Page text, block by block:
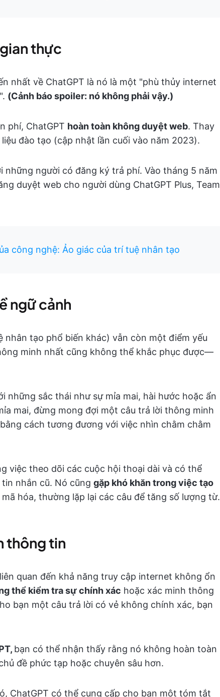
thực
nhất về ChatGPT là nó là một "phù thủy internet
(Cảnh báo spoiler: nó không phải vậy.)
phí, ChatGPT hoàn toàn không duyệt web. Thay
đào tạo (cập nhật lần cuối vào năm 2023).
những người có đăng ký trả phí. Vào tháng 5 năm
duyệt web cho người dùng ChatGPT Plus, Team
công nghệ: Ảo giác của trí tuệ nhân tạo
ngữ cảnh
nhân tạo phổ biến khác) vẫn còn một điểm yếu
minh nhất cũng không thể khắc phục được—
những sắc thái như sự mỉa mai, hài hước hoặc ẩn
mai, đừng mong đợi một câu trả lời thông minh
cách tương đương với việc nhìn chằm chằm
việc theo dõi các cuộc hội thoại dài và có thể
nhắn cũ. Nó cũng gặp khó khăn trong việc tạo
mã hóa, thường lặp lại các câu để tăng số lượng từ.
thông tin
quan đến khả năng truy cập internet không ổn
thể kiểm tra sự chính xác hoặc xác minh thông
bạn một câu trả lời có vẻ không chính xác, bạn
bạn có thể nhận thấy rằng nó không hoàn toàn
đề phức tạp hoặc chuyên sâu hơn.
ChatGPT có thể cung cấp cho bạn một tóm tắt